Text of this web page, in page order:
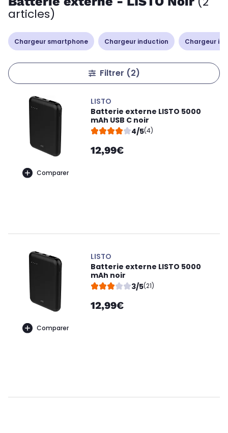
articles)
Chargeur smartphone Chargeur induction Chargeur
Filtrer (2)
Comparer
LISTO
Batterie externe LISTO 5000
mAh USB C noir
4/5(4)
12,99€
Comparer
LISTO
Batterie externe LISTO 5000
mAh noir
3/5(21)
12,99€